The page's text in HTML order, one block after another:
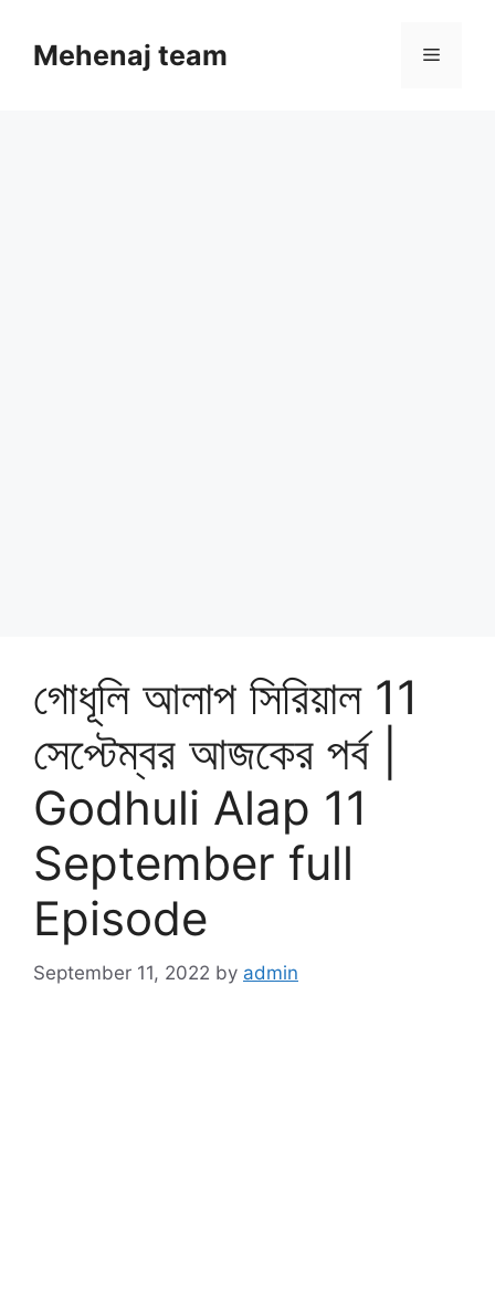
contentMehenaj team Menu
গোধূলি আলাপ সিরিয়াল 11
সেপ্টেম্বর আজকের পর্ব |
Godhuli Alap 11
September full
Episode
September 11, 2022 by admin